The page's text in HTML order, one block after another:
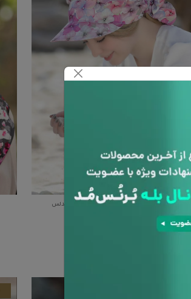
کلاه پشتکش دارگل درشت صورتی گلدار 10121 اندلس